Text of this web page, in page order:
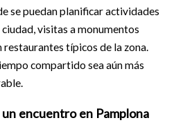
se puedan planificar actividades
visitas a monumentos
restaurantes típicos de la zona.
compartido sea aún más
encuentro en Pamplona